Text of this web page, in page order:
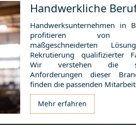
Handwerkliche
Handwerksunternehmen in
profitieren von
maßgeschneiderten
Rekrutierung qualifizierter
Wir verstehen die
Anforderungen dieser
finden die passenden
Mehr erfahren